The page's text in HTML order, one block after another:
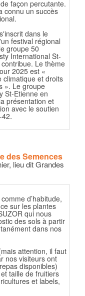
façon percutante.
connu un succès
dans le
festival régional
groupe 50
International St-
Le thème
2025 est «
climatique et droits
». Le groupe
St-Etienne en
présentation et
avec le soutien
42.
des Semences
lieu dit Grandes
d’habitude,
sur les plantes
qui nous
des sols à partir
dans nos
attention, il faut
nos visiteurs ont
disponibles)
taille de fruitiers
et labels,